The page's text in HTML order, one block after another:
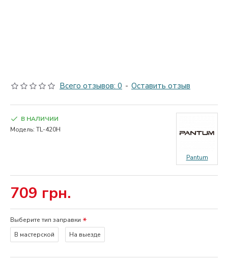
Всего отзывов: 0 - Оставить отзыв
709 грн.
В НАЛИЧИИ
Модель: TL-420H
Pantum
Выберите тип заправки
В мастерской
На выезде